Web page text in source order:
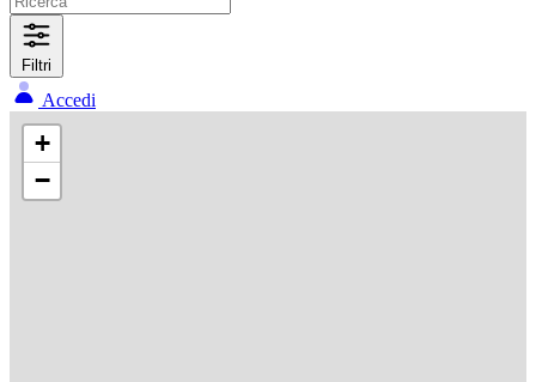
Filtri
Accedi
+
−